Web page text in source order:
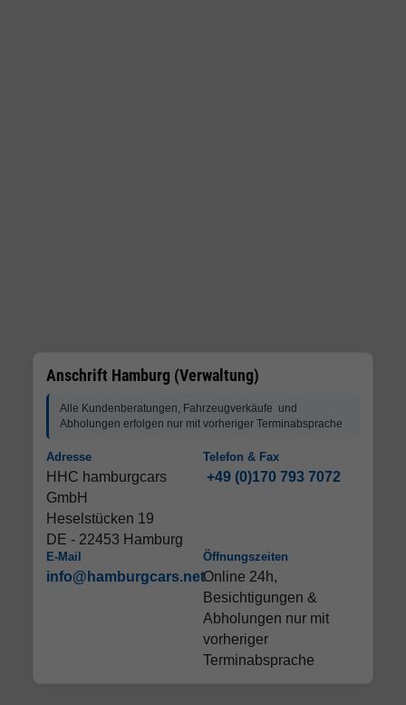
Anschrift Hamburg (Verwaltung)
Alle Kundenberatungen, Fahrzeugverkäufe und
Abholungen erfolgen nur mit vorheriger Terminabsprache
Adresse
HHC hamburgcars
GmbH
Heselstücken 19
DE - 22453 Hamburg
Telefon & Fax
+49 (0)170 793 7072
E-Mail
info@hamburgcars.net
Öffnungszeiten
Online 24h,
Besichtigungen &
Abholungen nur mit
vorheriger
Terminabsprache